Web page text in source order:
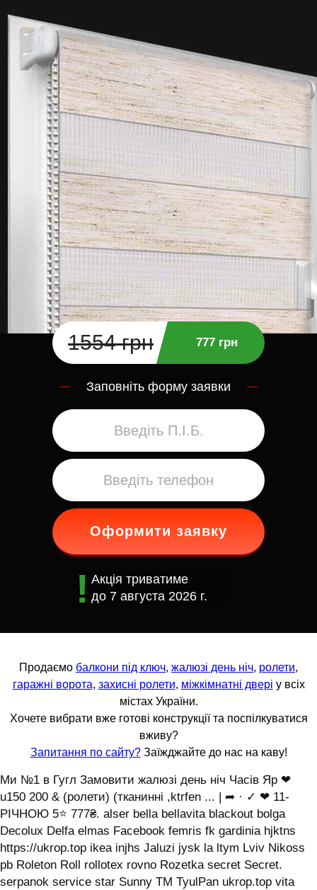
1554 грн 777 грн
Заповніть форму заявки
Оформити заявку
Акція триватиме
до 7 августа 2026 г.
Продаємо балкони під ключ, жалюзі день ніч, ролети,
гаражні ворота, захисні ролети, міжкімнатні двері у всіх
містах України.
Хочете вибрати вже готові конструкції та поспілкуватися
вживу?
Запитання по сайту?Заїжджайте до нас на каву!
Ми №1 в Гугл Замовити жалюзі день ніч Часів Яр ❤
u150 200 & (ролети) (тканинні ,ktrfen ... | ➦ · ✓ ❤ 11-
РІЧНОЮ 5⭐ 777₴. alser bella bellavita blackout bolga
Decolux Delfa elmas Facebook femris fk gardinia hjktns
https://ukrop.top ikea injhs Jaluzi jysk la ltym Lviv Nikoss
pb Roleton Roll rollotex rovno Rozetka secret Secret.
serpanok service star Sunny TM TyulPan ukrop.top vita